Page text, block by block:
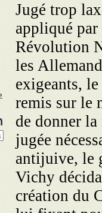
Jugé trop
appliqué
Révolution
les
exigeants,
remis sur le
de donner
jugée
antijuive, le
Vichy
création du